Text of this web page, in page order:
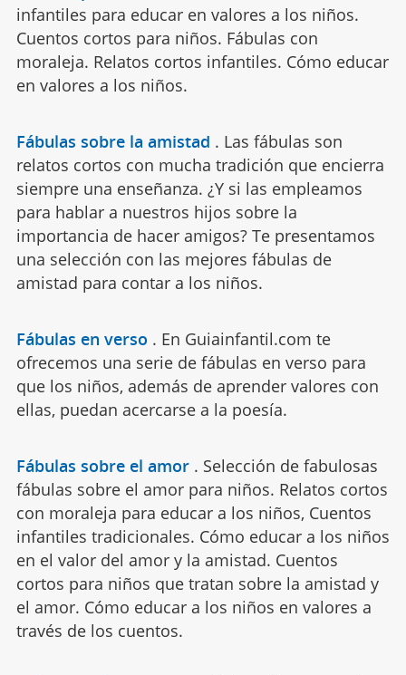
infantiles para educar en valores a los niños.
Cuentos cortos para niños. Fábulas con
moraleja. Relatos cortos infantiles. Cómo educar
en valores a los niños.
Fábulas sobre la amistad . Las fábulas son
relatos cortos con mucha tradición que encierra
siempre una enseñanza. ¿Y si las empleamos
para hablar a nuestros hijos sobre la
importancia de hacer amigos? Te presentamos
una selección con las mejores fábulas de
amistad para contar a los niños.
Fábulas en verso . En Guiainfantil.com te
ofrecemos una serie de fábulas en verso para
que los niños, además de aprender valores con
ellas, puedan acercarse a la poesía.
Fábulas sobre el amor . Selección de fabulosas
fábulas sobre el amor para niños. Relatos cortos
con moraleja para educar a los niños, Cuentos
infantiles tradicionales. Cómo educar a los niños
en el valor del amor y la amistad. Cuentos
cortos para niños que tratan sobre la amistad y
el amor. Cómo educar a los niños en valores a
través de los cuentos.